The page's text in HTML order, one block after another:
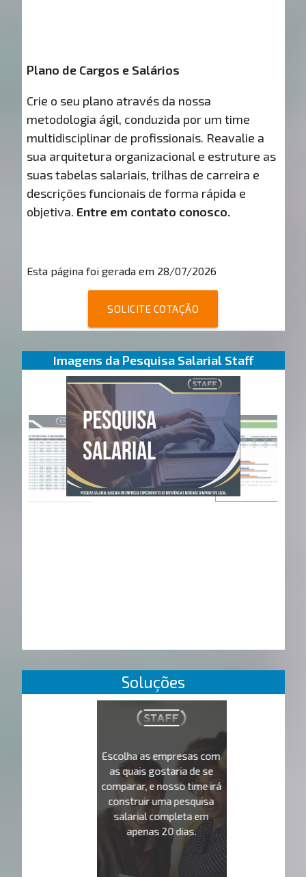
Plano de Cargos e Salários
Crie o seu plano através da nossa
metodologia ágil, conduzida por um time
multidisciplinar de profissionais. Reavalie a
sua arquitetura organizacional e estruture as
suas tabelas salariais, trilhas de carreira e
descrições funcionais de forma rápida e
objetiva. Entre em contato conosco.
Esta página foi gerada em 28/07/2026
SOLICITE COTAÇÃO
Imagens da Pesquisa Salarial Staff
Soluções
Escolha as empresas com
as quais gostaria de se
comparar, e nosso time irá
construir uma pesquisa
salarial completa em
apenas 20 dias.